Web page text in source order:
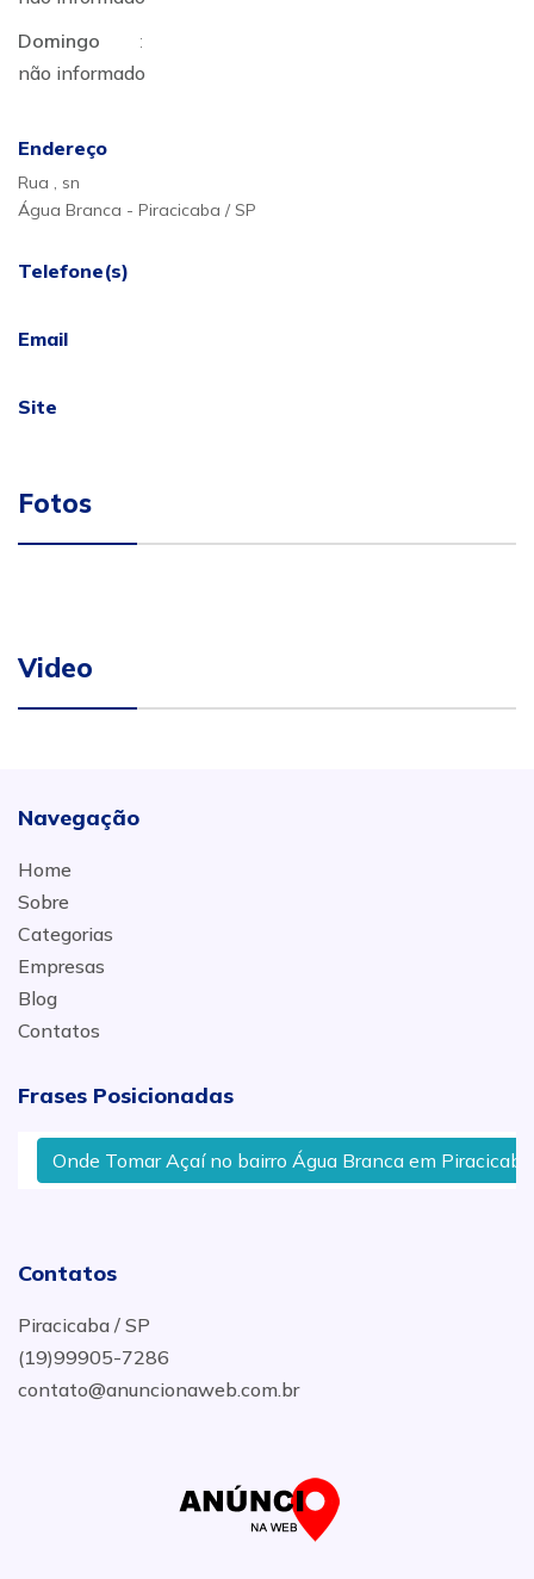
Domingo
:
não informado
Endereço
Rua , sn
Água Branca - Piracicaba / SP
Telefone(s)
Email
Site
Fotos
Video
Navegação
Home
Sobre
Categorias
Empresas
Blog
Contatos
Frases Posicionadas
Onde Tomar Açaí no bairro Água Branca em Piracicaba
Contatos
Piracicaba / SP
(19)99905-7286
contato@anuncionaweb.com.br